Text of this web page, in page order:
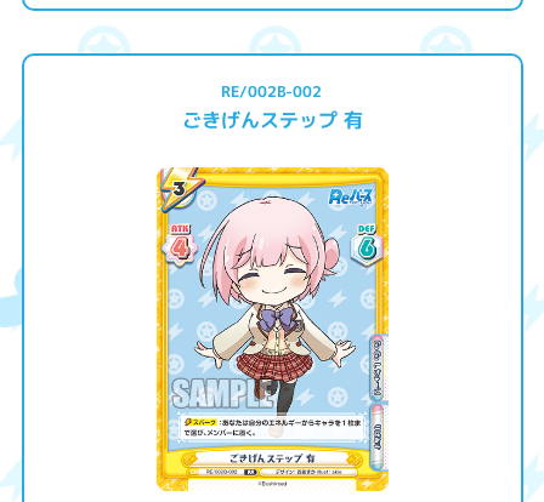
RE/002B-002
ごきげんステップ 有